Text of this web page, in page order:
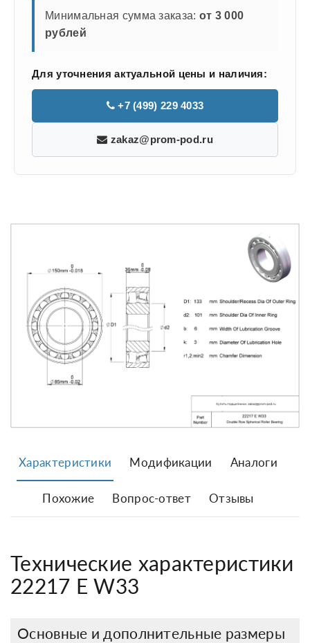
Минимальная сумма заказа: от 3 000
рублей
Для уточнения актуальной цены и наличия:
+7 (499) 229 4033
zakaz@prom-pod.ru
Характеристики Модификации Аналоги
Похожие Вопрос-ответ Отзывы
Технические характеристики
22217 E W33
Основные и дополнительные размеры